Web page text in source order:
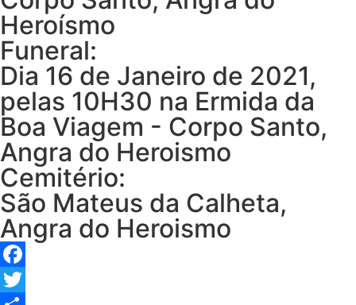
Heroísmo
Funeral:
Dia 16 de Janeiro de 2021,
pelas 10H30 na Ermida da
Boa Viagem - Corpo Santo,
Angra do Heroismo
Cemitério:
São Mateus da Calheta,
Angra do Heroismo
Facebook